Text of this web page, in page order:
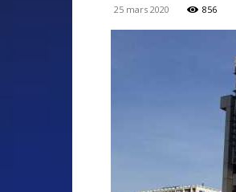
25 mars 2020 856